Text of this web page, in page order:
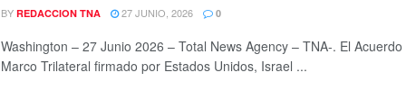
BY REDACCION TNA 27 JUNIO, 2026 0
Washington – 27 Junio 2026 – Total News Agency – TNA-. El Acuerdo
Marco Trilateral firmado por Estados Unidos, Israel ...